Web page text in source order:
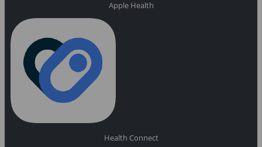
Apple Health
Health Connect